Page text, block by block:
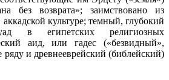
без возврата»; заимствовано из
культуре; темный, глубокий
в египетских религиозных
аид, или гадес («безвидный»,
и древнееврейский (библейский)